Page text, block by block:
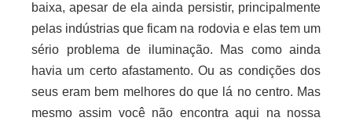
baixa, apesar de ela ainda persistir, principalmente
pelas indústrias que ficam na rodovia e elas tem um
sério problema de iluminação. Mas como ainda
havia um certo afastamento. Ou as condições dos
seus eram bem melhores do que lá no centro. Mas
mesmo assim você não encontra aqui na nossa